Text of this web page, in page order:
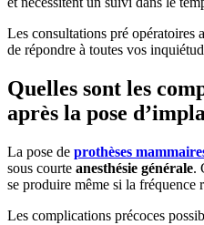
Les consultations pré opératoires
de répondre à toutes vos
Quelles sont les
après la pose
La pose de prothèses
sous courte anesthésie générale.
se produire même si la fréquence
Les complications précoces